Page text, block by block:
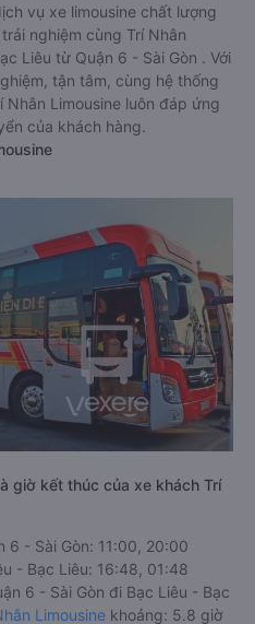
vụ xe limousine chất lượng
nghiệm cùng Trí Nhân
Liêu từ Quận 6 - Sài Gòn . Với
tận tâm, cùng hệ thống
Limousine luôn đáp ứng
của khách hàng.
giờ kết thúc của xe khách Trí
6 - Sài Gòn: 11:00, 20:00
- Bạc Liêu: 16:48, 01:48
6 - Sài Gòn đi Bạc Liêu - Bạc
Limousine khoảng: 5.8 giờ